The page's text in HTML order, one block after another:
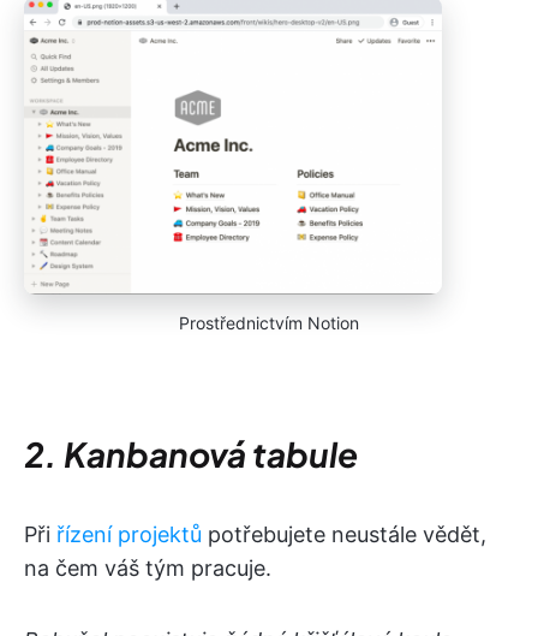
Prostřednictvím Notion
2. Kanbanová tabule
Při řízení projektů potřebujete neustále vědět,
na čem váš tým pracuje.